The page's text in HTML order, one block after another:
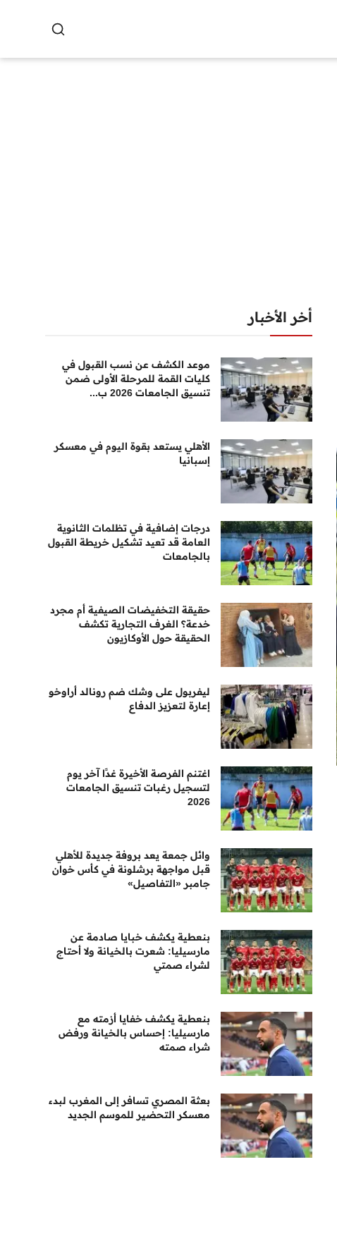
أخر الأخبار
موعد الكشف عن نسب القبول في
كليات القمة للمرحلة الأولى ضمن
تنسيق الجامعات 2026 ب...
الأهلي يستعد بقوة اليوم في معسكر
إسبانيا
درجات إضافية في تظلمات الثانوية
العامة قد تعيد تشكيل خريطة القبول
بالجامعات
حقيقة التخفيضات الصيفية أم مجرد
خدعة؟ الغرف التجارية تكشف
الحقيقة حول الأوكازيون
ليفربول على وشك ضم رونالد أراوخو
إعارة لتعزيز الدفاع
اغتنم الفرصة الأخيرة غدًا آخر يوم
لتسجيل رغبات تنسيق الجامعات
2026
وائل جمعة يعد بروفة جديدة للأهلي
قبل مواجهة برشلونة في كأس خوان
جامبر «التفاصيل»
بنعطية يكشف خبايا صادمة عن
مارسيليا: شعرت بالخيانة ولا أحتاج
لشراء صمتي
بنعطية يكشف خفايا أزمته مع
مارسيليا: إحساس بالخيانة ورفض
شراء صمته
بعثة المصري تسافر إلى المغرب لبدء
معسكر التحضير للموسم الجديد